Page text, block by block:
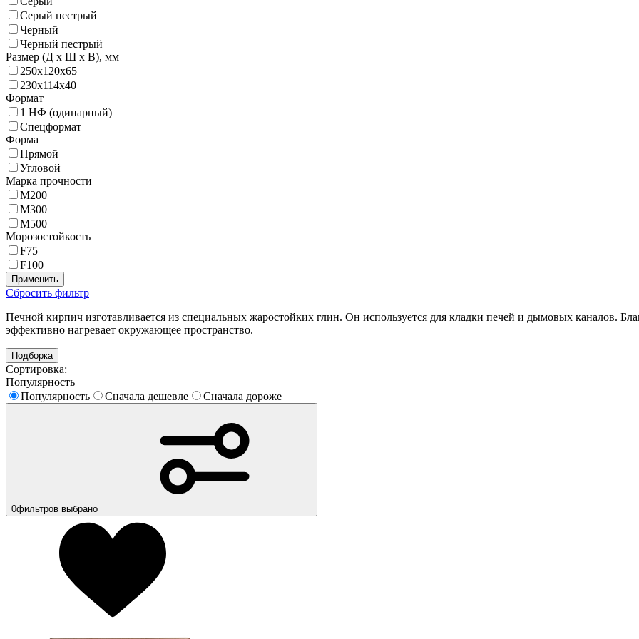
Серый пестрый
Черный
Черный пестрый
Размер (Д х Ш х В), мм
250х120х65
230х114х40
Формат
1 НФ (одинарный)
Спецформат
Форма
Прямой
Угловой
Марка прочности
М200
М300
М500
Морозостойкость
F75
F100
Применить
Сбросить фильтр
Печной кирпич изготавливается из специальных жаростойких глин. Он используется для кладки печей и дымовых каналов.
эффективно нагревает окружающее пространство.
Подборка
Сортировка:
Популярность
Популярность
Сначала дешевле Сначала дороже
0фильтров выбрано